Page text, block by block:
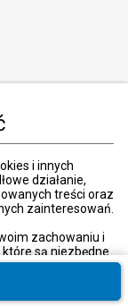
i innych
działanie,
treści oraz
zainteresowań.
zachowaniu i
są niezbędne
smyk.com.
z o.o. informacji o
oferowanych
komunikacji